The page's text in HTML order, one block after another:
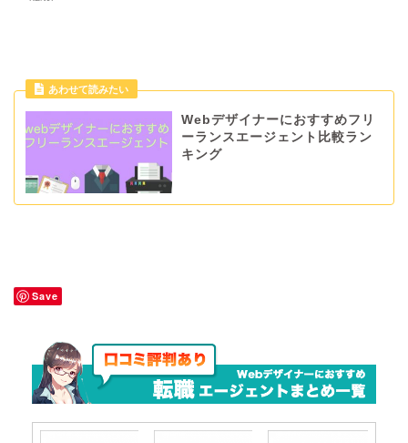
あわせて読みたい
Webデザイナーにおすすめフリ
ーランスエージェント比較ラン
キング
Save